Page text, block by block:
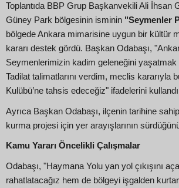
Toplantıda BBP Grup Başkanvekili Ali İhsan
Güney Park bölgesinin isminin "Seymenler
bölgede Ankara mimarisine uygun bir kültür
kararı destek gördü. Başkan Odabaşı,
Seymenlerimizin kadim geleneğini
Tadilat talimatlarını verdim, meclis kararıyla
Kulübü’ne tahsis edeceğiz" ifadelerini
Ayrıca Başkan Odabaşı, ilçenin tarihine
kurma projesi için yer arayışlarının
Kamu Yararı Öncelikli Çalışmalar
Odabaşı, "Haymana Yolu yan yol çıkışını
rahatlatacağız hem de bölgeyi işgalden